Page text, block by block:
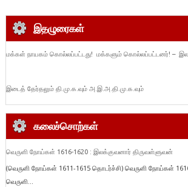
இதழுரைகள்
மக்கள் நாயகம் கொல்லப்பட்டது! மக்களும் கொல்லப்பட்டனர்! –
இடைத் தேர்தலும் தி.மு.க.வும் அ.இ.அ.தி.மு.க.வும்
கலைச்சொற்கள்
வெருளி நோய்கள் 1616-1620 : இலக்குவனார் திருவள்ளுவன்
(வெருளி நோய்கள் 1611-1615 தொடர்ச்சி) வெருளி நோய்கள்
வெருளி...